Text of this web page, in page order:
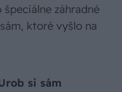
záhradné
ktoré vyšlo na
si sám